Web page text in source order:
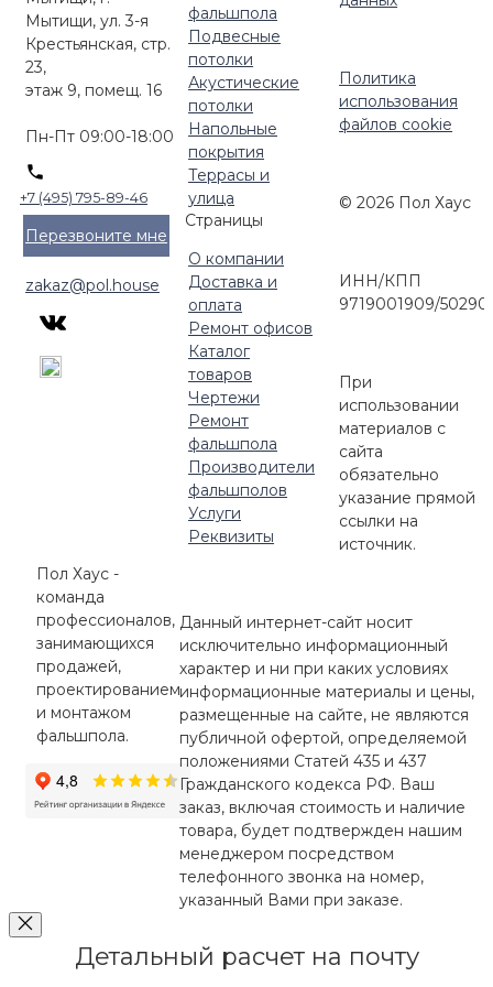
Мытищи, ул. 3-я
Крестьянская, стр.
23,
этаж 9, помещ. 16
Пн-Пт 09:00-18:00
+7 (495) 795-89-46
Перезвоните мне
zakaz@pol.house
фальшпола
Подвесные
потолки
Акустические
потолки
Напольные
покрытия
Террасы и
улица
Страницы
О компании
Доставка и
оплата
Ремонт офисов
Каталог
товаров
Чертежи
Ремонт
фальшпола
Производители
фальшполов
Услуги
Реквизиты
Пол Хаус -
команда
профессионалов,
занимающихся
продажей,
проектированием
и монтажом
фальшпола.
Политика
использования
файлов cookie
© 2026 Пол Хаус
ИНН/КПП
9719001909/
При
использовании
материалов с
сайта
обязательно
указание прямой
ссылки на
источник.
Данный интернет-сайт носит
исключительно информационный
характер и ни при каких условиях
информационные материалы и цены,
размещенные на сайте, не являются
публичной офертой, определяемой
положениями Статей 435 и 437
Гражданского кодекса РФ. Ваш
заказ, включая стоимость и наличие
товара, будет подтвержден нашим
менеджером посредством
телефонного звонка на номер,
указанный Вами при заказе.
Детальный расчет на почту